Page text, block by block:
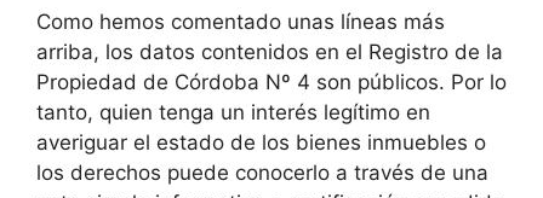
Como hemos comentado unas líneas más
arriba, los datos contenidos en el Registro de la
Propiedad de Córdoba Nº 4 son públicos. Por lo
tanto, quien tenga un interés legítimo en
averiguar el estado de los bienes inmuebles o
los derechos puede conocerlo a través de una